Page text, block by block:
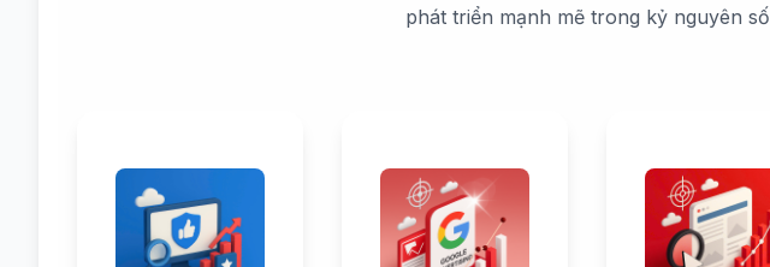
phát triển mạnh mẽ trong kỷ nguyên số